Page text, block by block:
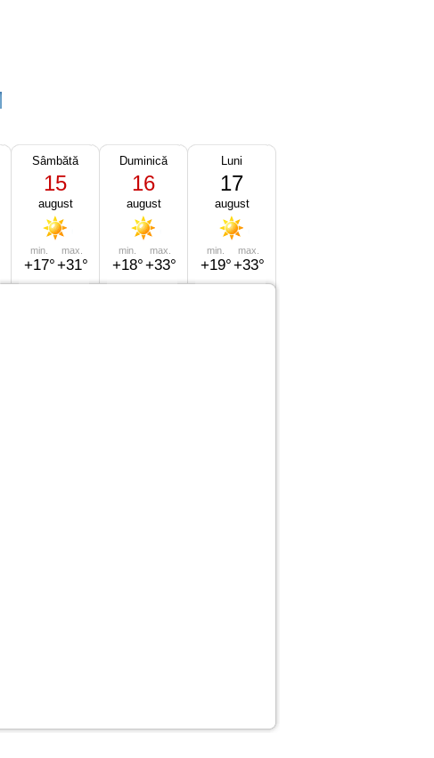
Sâmbătă
15
august
min.
+17°
max.
+31°
Duminică
16
august
min.
+18°
max.
+33°
Luni
17
august
min.
+19°
max.
+33°